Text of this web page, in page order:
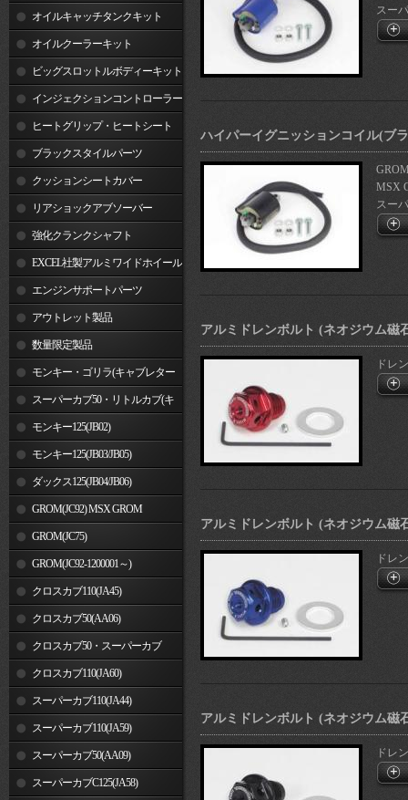
オイルキャッチタンクキット
オイルクーラーキット
ビッグスロットルボディーキット
インジェクションコントローラー
ヒートグリップ・ヒートシート
ブラックスタイルパーツ
クッションシートカバー
リアショックアブソーバー
強化クランクシャフト
EXCEL社製アルミワイドホイール
リム エンジンサポートパーツ
アウトレット製品
数量限定製品
モンキー・ゴリラ(キャブレター
車) スーパーカブ50・リトルカブ(キ
ャブレター車)
モンキー125(JB02)
モンキー125(JB03/JB05)
ダックス125(JB04/JB06)
GROM(JC92) MSX GROM
GROM(JC75)
GROM(JC92-1200001～)
クロスカブ110(JA45)
クロスカブ50(AA06)
クロスカブ50・スーパーカブ
50(AA09)/110(JA44)
クロスカブ110(JA60)
スーパーカブ110(JA44)
スーパーカブ110(JA59)
スーパーカブ50(AA09)
スーパーカブC125(JA58)
スー
ハイパーイグニッションコイル(ブ
MSX
スー
アルミドレンボルト (ネオジウム磁
ドレ
アルミドレンボルト (ネオジウム磁
ドレ
アルミドレンボルト (ネオジウム磁
ドレ